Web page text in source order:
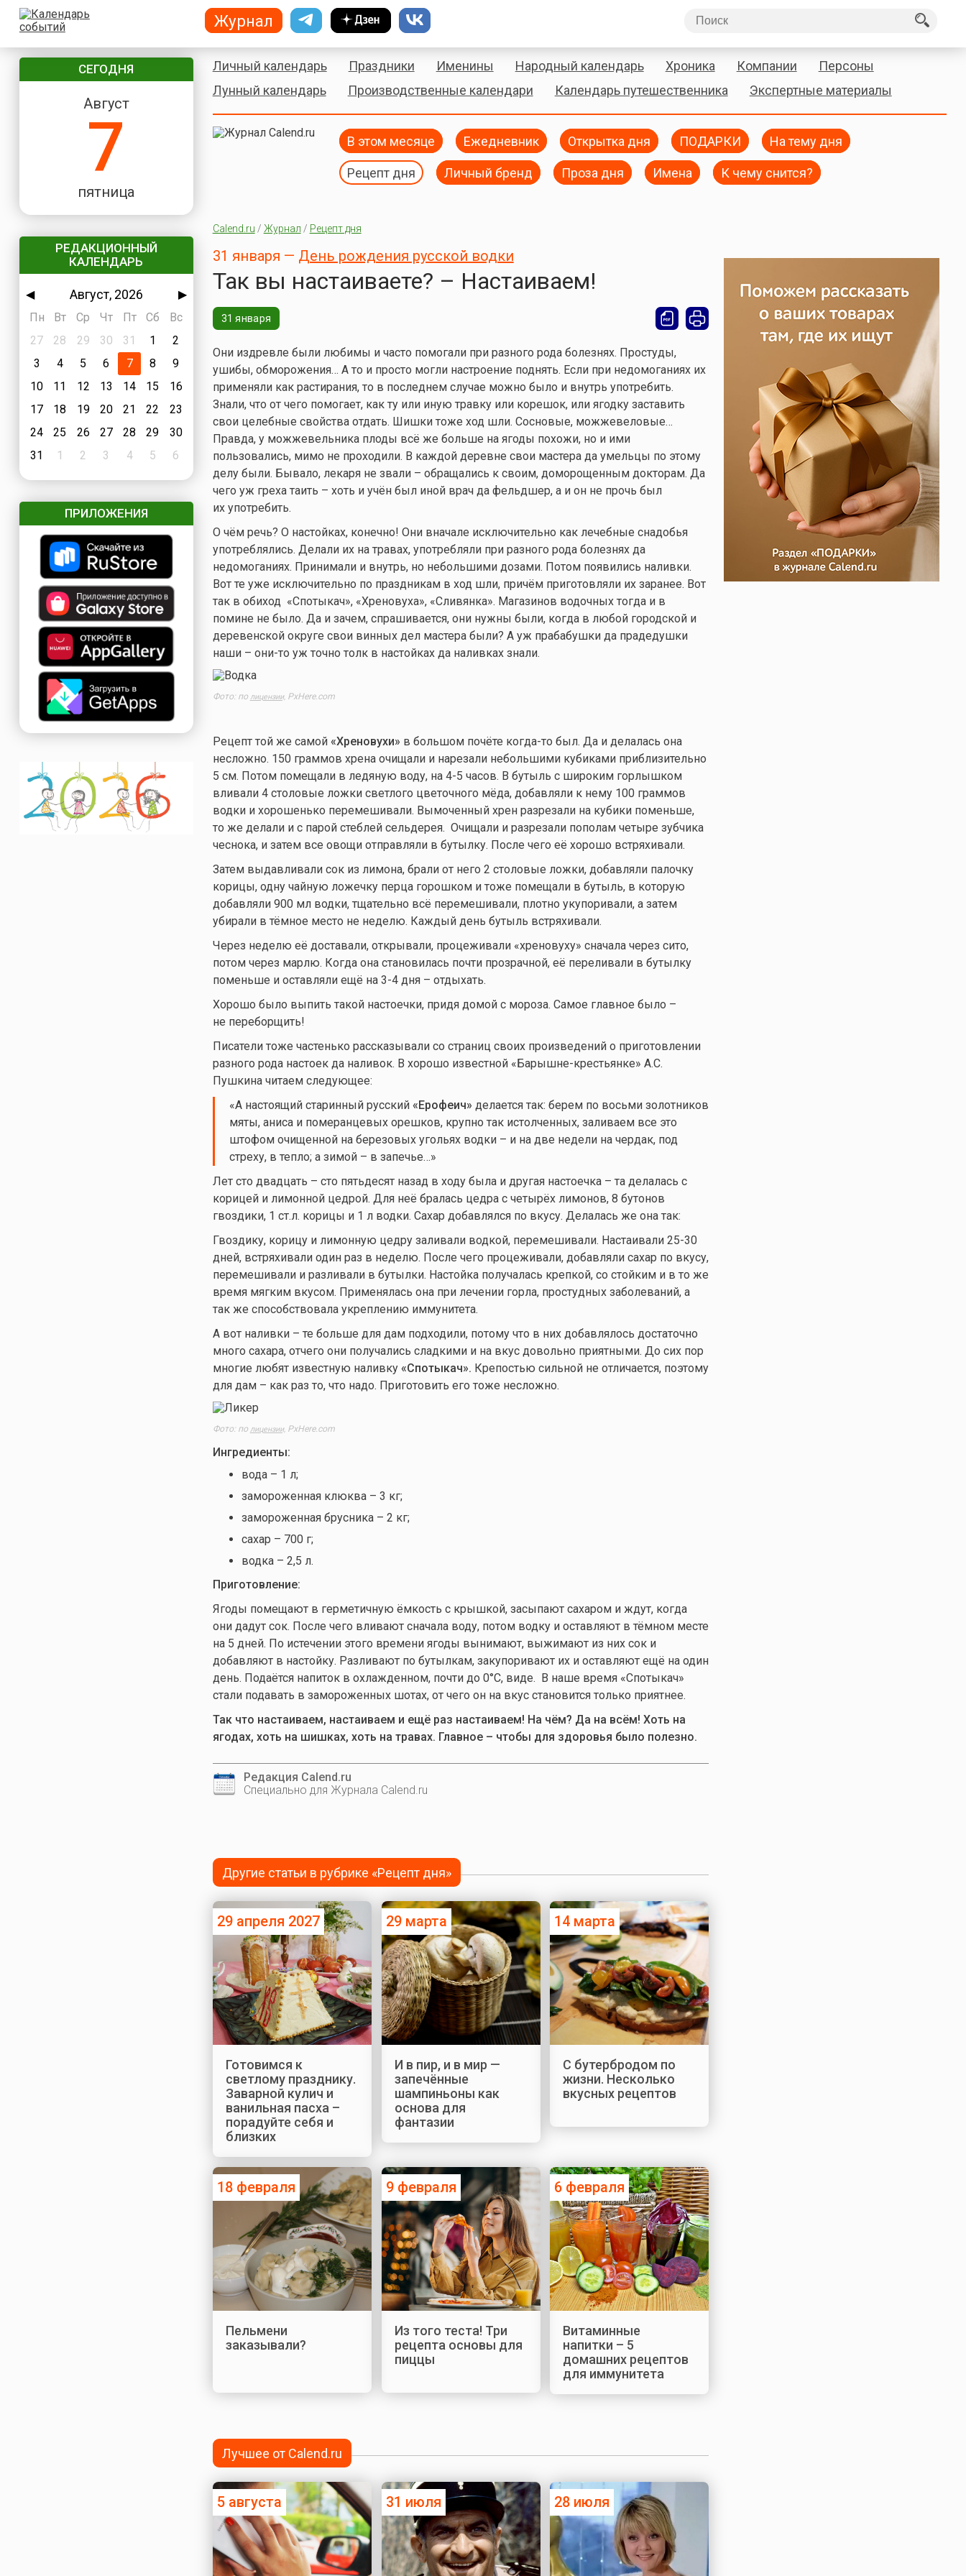
СЕГОДНЯ
Август
7
пятница
РЕДАКЦИОННЫЙ
КАЛЕНДАРЬ
◀ Август, 2026
▶
Пн
Вт Ср Чт Пт Сб
Вс
27
28 29 30 31 1
2
3
4 5 6 7 8
9
10
11 12 13 14 15
16
17
18 19 20 21 22
23
24
25 26 27 28 29
30
31
1 2 3 4 5 6
ПРИЛОЖЕНИЯ
Личный календарь Праздники Именины Народный календарь Хроника Компании
Персоны
Лунный календарь
Производственные календари Календарь путешественника Экспертные материалы
В этом месяце Ежедневник Открытка дня ПОДАРКИ На тему дня
Рецепт дня Личный бренд Проза дня Имена К чему снится?
Calend.ru / Журнал / Рецепт дня
31 января — День рождения русской водки
Так вы настаиваете? – Настаиваем!
31 января
Они издревле были любимы и часто помогали при разного рода болезнях. Простуды,
ушибы, обморожения… А то и просто могли настроение поднять. Если при недомоганиях их
применяли как растирания, то в последнем случае можно было и внутрь употребить.
Знали, что от чего помогает, как ту или иную травку или корешок, или ягодку заставить
свои целебные свойства отдать. Шишки тоже ход шли. Сосновые, можжевеловые…
Правда, у можжевельника плоды всё же больше на ягоды похожи, но и ими
пользовались, мимо не проходили. В каждой деревне свои мастера да умельцы по этому
делу были. Бывало, лекаря не звали – обращались к своим, доморощенным докторам. Да
чего уж греха таить – хоть и учён был иной врач да фельдшер, а и он не прочь был
их употребить.
О чём речь? О настойках, конечно! Они вначале исключительно как лечебные снадобья
употреблялись. Делали их на травах, употребляли при разного рода болезнях да
недомоганиях. Принимали и внутрь, но небольшими дозами. Потом появились наливки.
Вот те уже исключительно по праздникам в ход шли, причём приготовляли их заранее. Вот
так в обиход «Спотыкач», «Хреновуха», «Сливянка». Магазинов водочных тогда и в
помине не было. Да и зачем, спрашивается, они нужны были, когда в любой городской и
деревенской округе свои винных дел мастера были? А уж прабабушки да прадедушки
наши – они-то уж точно толк в настойках да наливках знали.
Фото: по лицензии, PxHere.com
Рецепт той же самой «Хреновухи» в большом почёте когда-то был. Да и делалась она
несложно. 150 граммов хрена очищали и нарезали небольшими кубиками приблизительно
5 см. Потом помещали в ледяную воду, на 4-5 часов. В бутыль с широким горлышком
вливали 4 столовые ложки светлого цветочного мёда, добавляли к нему 100 граммов
водки и хорошенько перемешивали. Вымоченный хрен разрезали на кубики поменьше,
то же делали и с парой стеблей сельдерея. Очищали и разрезали пополам четыре зубчика
чеснока, и затем все овощи отправляли в бутылку. После чего её хорошо встряхивали.
Затем выдавливали сок из лимона, брали от него 2 столовые ложки, добавляли палочку
корицы, одну чайную ложечку перца горошком и тоже помещали в бутыль, в которую
добавляли 900 мл водки, тщательно всё перемешивали, плотно укупоривали, а затем
убирали в тёмное место не неделю. Каждый день бутыль встряхивали.
Через неделю её доставали, открывали, процеживали «хреновуху» сначала через сито,
потом через марлю. Когда она становилась почти прозрачной, её переливали в бутылку
поменьше и оставляли ещё на 3-4 дня – отдыхать.
Хорошо было выпить такой настоечки, придя домой с мороза. Самое главное было –
не переборщить!
Писатели тоже частенько рассказывали со страниц своих произведений о приготовлении
разного рода настоек да наливок. В хорошо известной «Барышне-крестьянке» А.С.
Пушкина читаем следующее:
«А настоящий старинный русский «Ерофеич» делается так: берем по восьми золотников
мяты, аниса и померанцевых орешков, крупно так истолченных, заливаем все это
штофом очищенной на березовых угольях водки – и на две недели на чердак, под
стреху, в тепло; а зимой – в запечье…»
Лет сто двадцать – сто пятьдесят назад в ходу была и другая настоечка – та делалась с
корицей и лимонной цедрой. Для неё бралась цедра с четырёх лимонов, 8 бутонов
гвоздики, 1 ст.л. корицы и 1 л водки. Сахар добавлялся по вкусу. Делалась же она так:
Гвоздику, корицу и лимонную цедру заливали водкой, перемешивали. Настаивали 25-30
дней, встряхивали один раз в неделю. После чего процеживали, добавляли сахар по вкусу,
перемешивали и разливали в бутылки. Настойка получалась крепкой, со стойким и в то же
время мягким вкусом. Применялась она при лечении горла, простудных заболеваний, а
так же способствовала укреплению иммунитета.
А вот наливки – те больше для дам подходили, потому что в них добавлялось достаточно
много сахара, отчего они получались сладкими и на вкус довольно приятными. До сих пор
многие любят известную наливку «Спотыкач». Крепостью сильной не отличается, поэтому
для дам – как раз то, что надо. Приготовить его тоже несложно.
Фото: по лицензии, PxHere.com
Ингредиенты:
вода – 1 л;
замороженная клюква – 3 кг;
замороженная брусника – 2 кг;
сахар – 700 г;
водка – 2,5 л.
Приготовление:
Ягоды помещают в герметичную ёмкость с крышкой, засыпают сахаром и ждут, когда
они дадут сок. После чего вливают сначала воду, потом водку и оставляют в тёмном месте
на 5 дней. По истечении этого времени ягоды вынимают, выжимают из них сок и
добавляют в настойку. Разливают по бутылкам, закупоривают их и оставляют ещё на один
день. Подаётся напиток в охлажденном, почти до 0°С, виде. В наше время «Спотыкач»
стали подавать в замороженных шотах, от чего он на вкус становится только приятнее.
Так что настаиваем, настаиваем и ещё раз настаиваем! На чём? Да на всём! Хоть на
ягодах, хоть на шишках, хоть на травах. Главное – чтобы для здоровья было полезно.
Редакция Calend.ru
Специально для Журнала Calend.ru
Другие статьи в рубрике «Рецепт дня»
29 апреля 2027
Готовимся к
светлому празднику.
Заварной кулич и
ванильная пасха –
порадуйте себя и
близких
29 марта
И в пир, и в мир —
запечённые
шампиньоны как
основа для
фантазии
14 марта
С бутербродом по
жизни. Несколько
вкусных рецептов
18 февраля
Пельмени
заказывали?
9 февраля
Из того теста! Три
рецепта основы для
пиццы
6 февраля
Витаминные
напитки – 5
домашних рецептов
для иммунитета
Лучшее от Calend.ru
5 августа 31 июля 28 июля
Журнал